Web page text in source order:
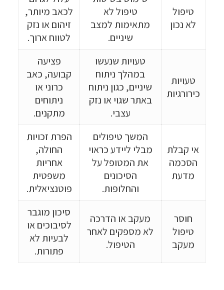
טיפול
לא נכון
טיפול לא
מתאימות למצב
שיניים.
לכאב מיותר,
זיהום או נזק
לטווח ארוך.
טעויות
כירורגיות
טעויות שנעשו
במהלך ניתוח
שיניים, כגון ניתוח
באתר שגוי או נזק
עצבי.
פציעה
קבועה, כאב
כרוני או
ניתוחים
מתקנים.
אי קבלת
הסכמה
מדעת
המשך טיפולים
מבלי ליידע כראוי
את המטופל על
הסיכונים
והחלופות.
הפרת זכויות
החולה,
אחריות
משפטית
פוטנציאלית.
חוסר
טיפול
מעקב
מעקב או הדרכה
לא מספקים לאחר
הטיפול.
סיכון מוגבר
לסיבוכים או
לבעיות לא
פתורות.